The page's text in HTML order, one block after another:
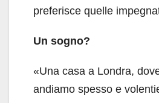
preferisce quelle
Un sogno?
«Una casa a Londra,
andiamo spesso e